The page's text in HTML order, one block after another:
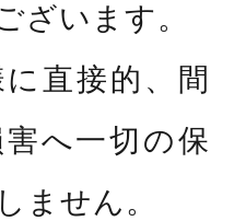
ざいます。
直接的、間
へ一切の保
ません。